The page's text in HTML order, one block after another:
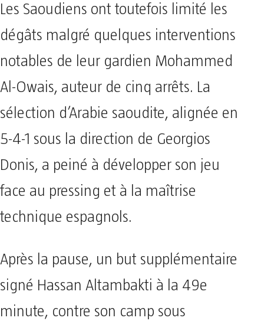
Les Saoudiens ont toutefois limité les
dégâts malgré quelques interventions
notables de leur gardien Mohammed
Al-Owais, auteur de cinq arrêts. La
sélection d’Arabie saoudite, alignée en
5-4-1 sous la direction de Georgios
Donis, a peiné à développer son jeu
face au pressing et à la maîtrise
technique espagnols.
Après la pause, un but supplémentaire
signé Hassan Altambakti à la 49e
minute, contre son camp sous